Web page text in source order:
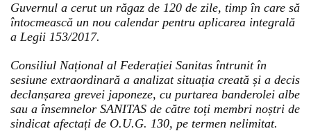
Guvernul a cerut un răgaz de 120 de zile, timp în care să
întocmească un nou calendar pentru aplicarea integrală
a Legii 153/2017.
Consiliul Național al Federației Sanitas întrunit în
sesiune extraordinară a analizat situația creată și a decis
declanșarea grevei japoneze, cu purtarea banderolei albe
sau a însemnelor SANITAS de către toți membri noștri de
sindicat afectați de O.U.G. 130, pe termen nelimitat.